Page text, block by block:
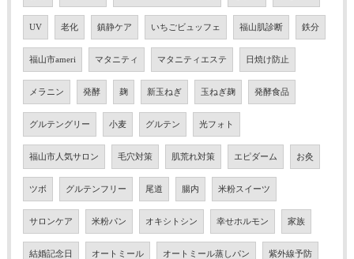
UV 老化 鎮静ケア いちごビュッフェ 福山肌診断 鉄分
福山市ameri マタニティ マタニティエステ 日焼け防止
メラニン 発酵 麹 新玉ねぎ 玉ねぎ麹 発酵食品
グルテングリー 小麦 グルテン 光フォト
福山市人気サロン 毛穴対策 肌荒れ対策 エピダーム お灸
ツボ グルテンフリー 尾道 腸内 米粉スイーツ
サロンケア 米粉パン オキシトシン 幸せホルモン 家族
結婚記念日 オートミール オートミール蒸しパン 紫外線予防